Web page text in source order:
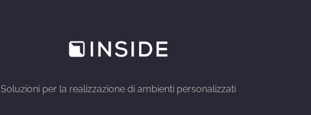
Soluzioni per la realizzazione di ambienti personalizzati